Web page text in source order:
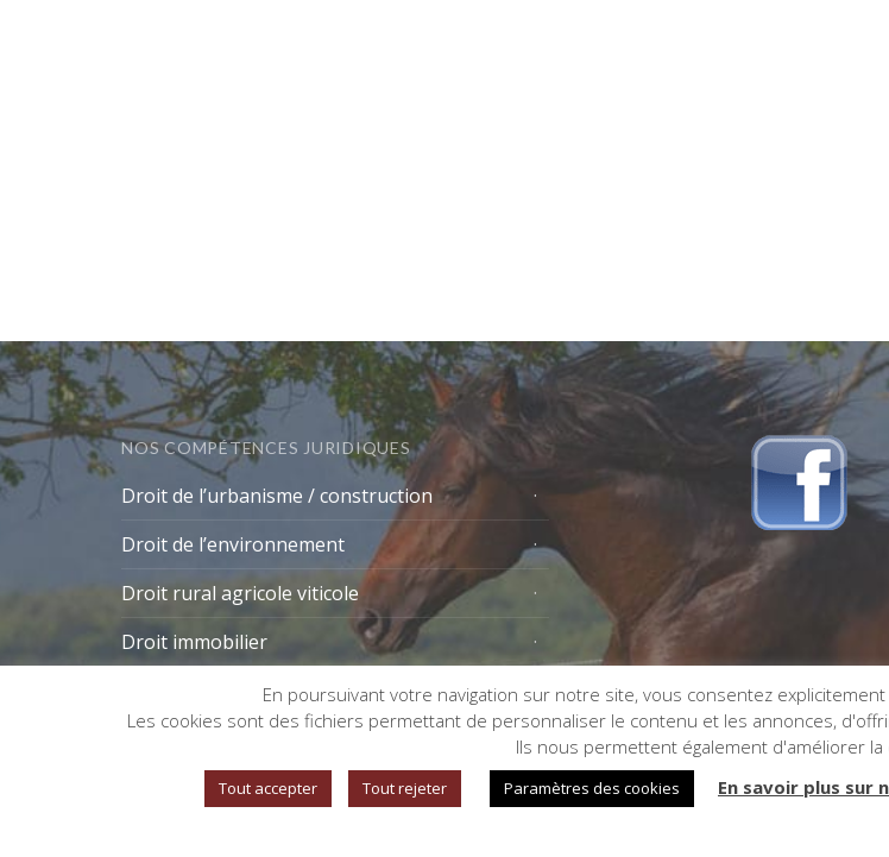
NOS COMPÉTENCES JURIDIQUES
Droit de l’urbanisme / construction
Droit de l’environnement
Droit rural agricole viticole
Droit immobilier
Gestion des cookies
En poursuivant votre navigation sur notre site, vous consentez
Les cookies sont des fichiers permettant de personnaliser le contenu et les annonces,
Ils nous permettent également d'améliorer
Tout accepter Tout rejeter Paramètres des cookies En savoir plus sur